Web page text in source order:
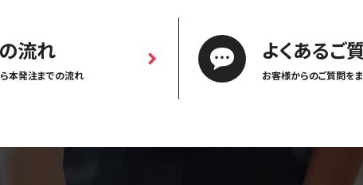
流れ
本発注までの流れ
よくあるご
お客様からのご質問を